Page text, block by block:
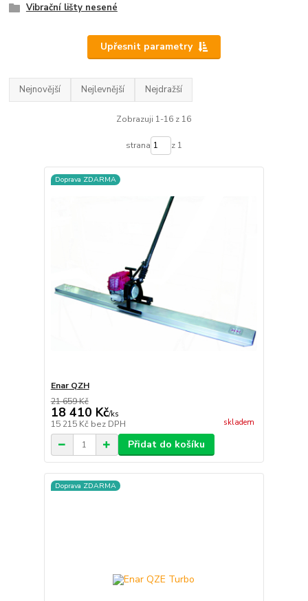
Vibrační lišty nesené
Upřesnit parametry
Nejnovější Nejlevnější Nejdražší
Zobrazuji 1-16 z 16
strana z 1
Doprava ZDARMA
Enar QZH
21 659 Kč
18 410 Kč/ks
15 215 Kč bez DPH skladem
Přidat do košíku
Doprava ZDARMA